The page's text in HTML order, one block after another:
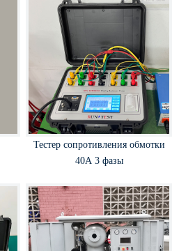
Тестер сопротивления обмотки
40A 3 фазы